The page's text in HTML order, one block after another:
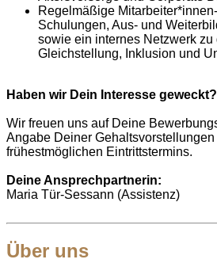
Regelmäßige
Schulungen, Aus- und
sowie ein internes Netzwerk
Gleichstellung, Inklusion und
Haben wir Dein Interesse geweckt?
Wir freuen uns auf Deine
Angabe Deiner
frühestmöglichen Eintrittstermins.
Deine Ansprechpartnerin:
Maria Tür-Sessann (Assistenz)
Über uns